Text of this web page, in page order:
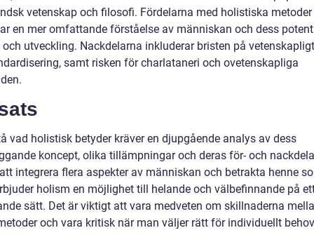
vetenskap och filosofi. Fördelarna med holistiska metoder
en mer omfattande förståelse av människan och dess
och utveckling. Nackdelarna inkluderar bristen på
samt risken för charlataneri och ovetenskapliga
vad holistisk betyder kräver en djupgående analys av dess
koncept, olika tillämpningar och deras för- och
integrera flera aspekter av människan och betrakta henne
holism en möjlighet till helande och välbefinnande på
sätt. Det är viktigt att vara medveten om skillnaderna
och vara kritisk när man väljer rätt för individuellt